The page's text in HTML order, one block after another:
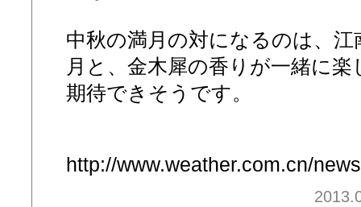
中秋の満月の対になるのは、
月と、金木犀の香りが一緒に
期待できそうです。
http://www.weather.com.cn/